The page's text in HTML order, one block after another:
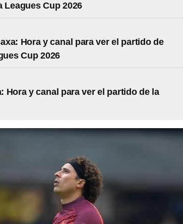
Leagues Cup 2026
Hora y canal para ver el partido de
Cup 2026
Hora y canal para ver el partido de la